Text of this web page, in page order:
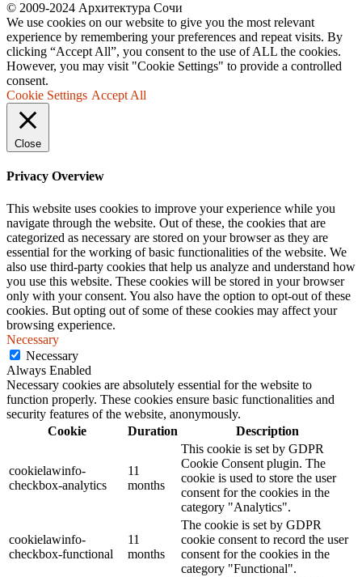
© 2009-2024 Архитектура Сочи
We use cookies on our website to give you the most relevant
experience by remembering your preferences and repeat visits. By
clicking “Accept All”, you consent to the use of ALL the cookies.
However, you may visit "Cookie Settings" to provide a controlled
consent.
Cookie Settings Accept All
Close
Privacy Overview
This website uses cookies to improve your experience while you
navigate through the website. Out of these, the cookies that are
categorized as necessary are stored on your browser as they are
essential for the working of basic functionalities of the website. We
also use third-party cookies that help us analyze and understand how
you use this website. These cookies will be stored in your browser
only with your consent. You also have the option to opt-out of these
cookies. But opting out of some of these cookies may affect your
browsing experience.
Necessary
Necessary
Always Enabled
Necessary cookies are absolutely essential for the website to
function properly. These cookies ensure basic functionalities and
security features of the website, anonymously.
Cookie
Duration Description
cookielawinfo-
checkbox-analytics
11
months
This cookie is set by GDPR
Cookie Consent plugin. The
cookie is used to store the user
consent for the cookies in the
category "Analytics".
cookielawinfo-
checkbox-functional
11
months
The cookie is set by GDPR
cookie consent to record the user
consent for the cookies in the
category "Functional".